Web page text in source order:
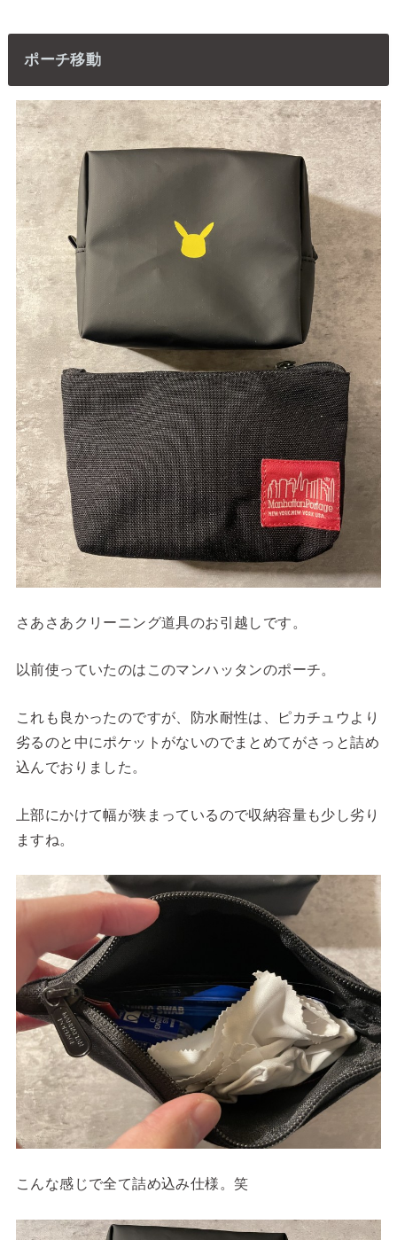
ポーチ移動
さあさあクリーニング道具のお引越しです。
以前使っていたのはこのマンハッタンのポーチ。
これも良かったのですが、防水耐性は、ピカチュウより
劣るのと中にポケットがないのでまとめてがさっと詰め
込んでおりました。
上部にかけて幅が狭まっているので収納容量も少し劣り
ますね。
こんな感じで全て詰め込み仕様。笑